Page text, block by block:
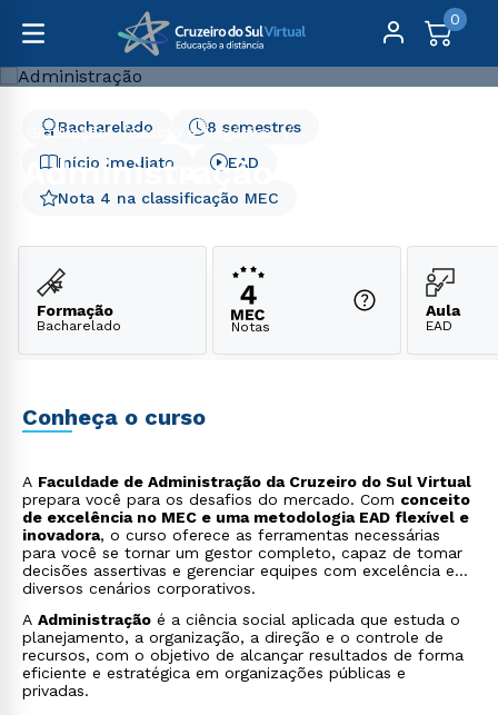
0
Graduação Gestão e Negócios
Administração
Início Imediato
Nota 4 na classificação MEC
8 semestres
Bacharelado
EAD
Formação
Bacharelado Notas
Aula
EAD
Conheça o curso
A Faculdade de Administração da Cruzeiro do Sul Virtual
prepara você para os desafios do mercado. Com conceito
de excelência no MEC e uma metodologia EAD flexível e
inovadora, o curso oferece as ferramentas necessárias
para você se tornar um gestor completo, capaz de tomar
decisões assertivas e gerenciar equipes com excelência em
diversos cenários corporativos.
A Administração é a ciência social aplicada que estuda o
planejamento, a organização, a direção e o controle de
recursos, com o objetivo de alcançar resultados de forma
eficiente e estratégica em organizações públicas e
privadas.